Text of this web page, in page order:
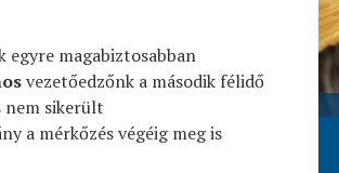
egyre magabiztosabban
vezetőedzőnk a második félidő
nem sikerült
a mérkőzés végéig meg is
KKA - Alba Fehérvár
KC (2026.02.28.)